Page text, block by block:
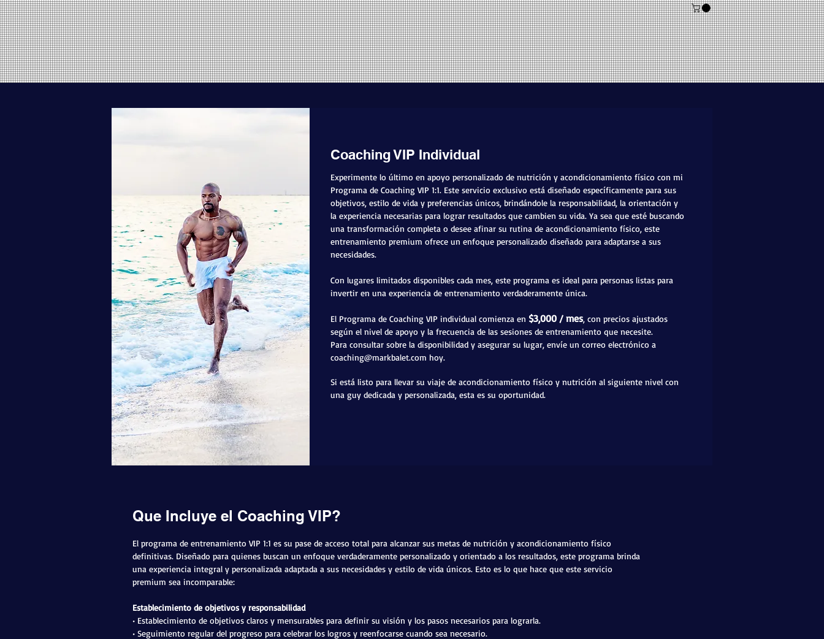
Coaching VIP Individual
Experimente lo último en apoyo personalizado de nutrición y acondicionamiento físico con mi
Programa de Coaching VIP 1:1. Este servicio exclusivo está diseñado específicamente para sus
objetivos, estilo de vida y preferencias únicos, brindándole la responsabilidad, la orientación y
la experiencia necesarias para lograr resultados que cambien su vida. Ya sea que esté buscando
una transformación completa o desee afinar su rutina de acondicionamiento físico, este
entrenamiento premium ofrece un enfoque personalizado diseñado para adaptarse a sus
necesidades.
Con lugares limitados disponibles cada mes, este programa es ideal para personas listas para
invertir en una experiencia de entrenamiento verdaderamente única.
El Programa de Coaching VIP individual comienza en $3,000 / mes, con precios ajustados
según el nivel de apoyo y la frecuencia de las sesiones de entrenamiento que necesite.
Para consultar sobre la disponibilidad y asegurar su lugar, envíe un correo electrónico a
coaching@markbalet.com hoy.
Si está listo para llevar su viaje de acondicionamiento físico y nutrición al siguiente nivel con
una guy dedicada y personalizada, esta es su oportunidad.
Que Incluye el Coaching VIP?
El programa de entrenamiento VIP 1:1 es su pase de acceso total para alcanzar sus metas de nutrición y acondicionamiento físico
definitivas. Diseñado para quienes buscan un enfoque verdaderamente personalizado y orientado a los resultados, este programa brinda
una experiencia integral y personalizada adaptada a sus necesidades y estilo de vida únicos. Esto es lo que hace que este servicio
premium sea incomparable:
Establecimiento de objetivos y responsabilidad
• Establecimiento de objetivos claros y mensurables para definir su visión y los pasos necesarios para lograrla.
• Seguimiento regular del progreso para celebrar los logros y reenfocarse cuando sea necesario.